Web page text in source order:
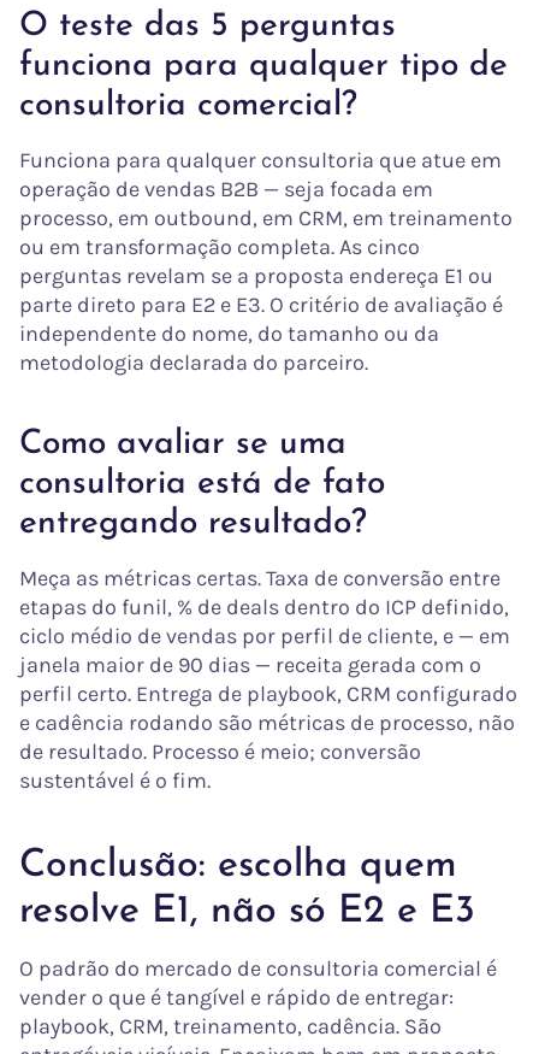
O teste das 5 perguntas
funciona para qualquer tipo de
consultoria comercial?
Funciona para qualquer consultoria que atue em
operação de vendas B2B — seja focada em
processo, em outbound, em CRM, em treinamento
ou em transformação completa. As cinco
perguntas revelam se a proposta endereça E1 ou
parte direto para E2 e E3. O critério de avaliação é
independente do nome, do tamanho ou da
metodologia declarada do parceiro.
Como avaliar se uma
consultoria está de fato
entregando resultado?
Meça as métricas certas. Taxa de conversão entre
etapas do funil, % de deals dentro do ICP definido,
ciclo médio de vendas por perfil de cliente, e — em
janela maior de 90 dias — receita gerada com o
perfil certo. Entrega de playbook, CRM configurado
e cadência rodando são métricas de processo, não
de resultado. Processo é meio; conversão
sustentável é o fim.
Conclusão: escolha quem
resolve E1, não só E2 e E3
O padrão do mercado de consultoria comercial é
vender o que é tangível e rápido de entregar:
playbook, CRM, treinamento, cadência. São